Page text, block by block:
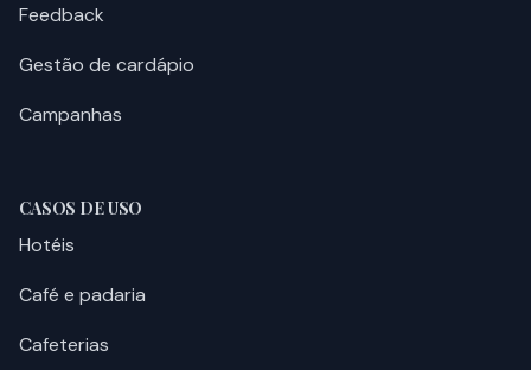
Feedback
Gestão de cardápio
Campanhas
CASOS DE USO
Hotéis
Café e padaria
Cafeterias